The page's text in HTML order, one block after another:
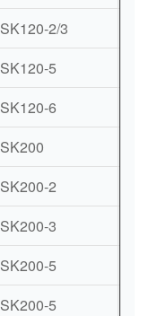
SK120-2/3
SK120-5
SK120-6
SK200
SK200-2
SK200-3
SK200-5
SK200-5